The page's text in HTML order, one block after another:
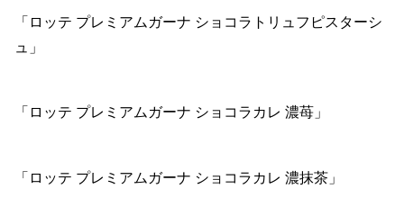
「ロッテ プレミアムガーナ ショコラトリュフピスターシ
ュ」
「ロッテ プレミアムガーナ ショコラカレ 濃苺」
「ロッテ プレミアムガーナ ショコラカレ 濃抹茶」